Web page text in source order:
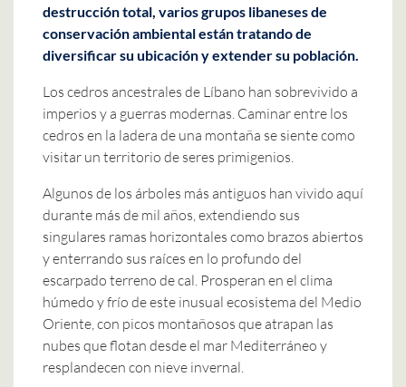
destrucción total, varios grupos libaneses de
conservación ambiental están tratando de
diversificar su ubicación y extender su población.
Los cedros ancestrales de Líbano han sobrevivido a
imperios y a guerras modernas. Caminar entre los
cedros en la ladera de una montaña se siente como
visitar un territorio de seres primigenios.
Algunos de los árboles más antiguos han vivido aquí
durante más de mil años, extendiendo sus
singulares ramas horizontales como brazos abiertos
y enterrando sus raíces en lo profundo del
escarpado terreno de cal. Prosperan en el clima
húmedo y frío de este inusual ecosistema del Medio
Oriente, con picos montañosos que atrapan las
nubes que flotan desde el mar Mediterráneo y
resplandecen con nieve invernal.